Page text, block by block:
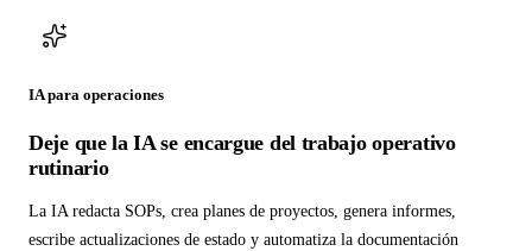
IA para operaciones
Deje que la IA se encargue del trabajo operativo
rutinario
La IA redacta SOPs, crea planes de proyectos, genera informes,
escribe actualizaciones de estado y automatiza la documentación